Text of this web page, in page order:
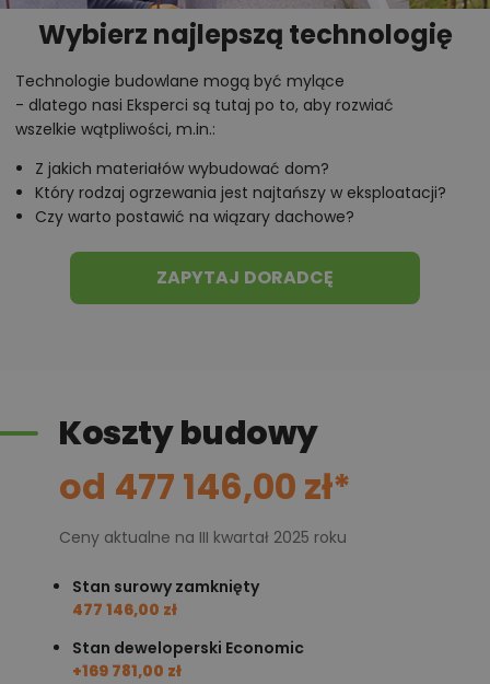
Wybierz najlepszą technologię
Technologie budowlane mogą być mylące
- dlatego nasi Eksperci są tutaj po to, aby rozwiać
wszelkie wątpliwości, m.in.:
Z jakich materiałów wybudować dom?
Który rodzaj ogrzewania jest najtańszy w eksploatacji?
Czy warto postawić na wiązary dachowe?
ZAPYTAJ DORADCĘ
Koszty budowy
od 477 146,00 zł*
Ceny aktualne na III kwartał 2025 roku
Stan surowy zamknięty
477 146,00 zł
Stan deweloperski Economic
+169 781,00 zł